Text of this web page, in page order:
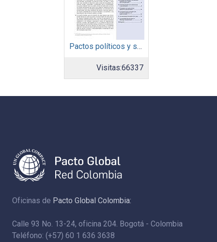
Pactos políticos y sociales para la igualdad y el desarrollo sostenible en América Latina y el Caribe en la recuperación pos COVID-19
Visitas:66337
Oficinas de Pacto Global Colombia:
Calle 93 No. 13-24, oficina 204. Bogotá - Colombia
Teléfono: (+57) 60 1 636 3638